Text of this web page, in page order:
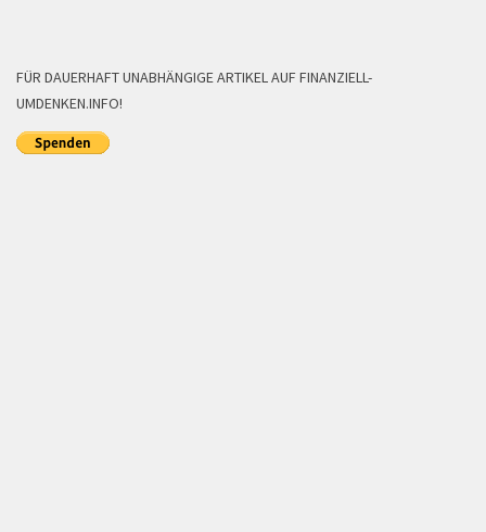
FÜR DAUERHAFT UNABHÄNGIGE ARTIKEL AUF FINANZIELL-
UMDENKEN.INFO!